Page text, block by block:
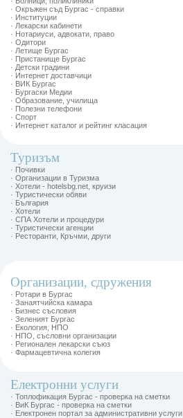
· Окръжен съд Бургас - справки
· Институции
· Лекарски кабинети
· Нотариуси, адвокати, право
· Одитори
· Летище Бургас
· Пристанище Бургас
· Детски градини
· Интернет доставчици
· ВИК Бургас
· Бургаски Медии
· Образование, училища
· Полезни телефони
· Спорт
· Интернет каталог и рейтинг класация
Туризъм
· Почивки
· Организации в Туризма
· Хотели - hotelsbg.net, круизи
· Туристически обяви
· България
· Хотели
· СПА Хотели и процедури
· Туристически агенции
· Ресторанти, Кръчми, други
Организации, сдружения
· Ротари в Бургас
· Занаятчийска камара
· Бизнес съсловия
· Зеленият Бургас
· Екология, НПО
· НПО, съсловни организации
· Регионален лекарски съюз
· Фармацевтична колегия
Електронни услуги
· Топлофикация Бургас - проверка на сметки
· ВиК Бургас - проверка на сметки
· Електронен портал за административни услуги